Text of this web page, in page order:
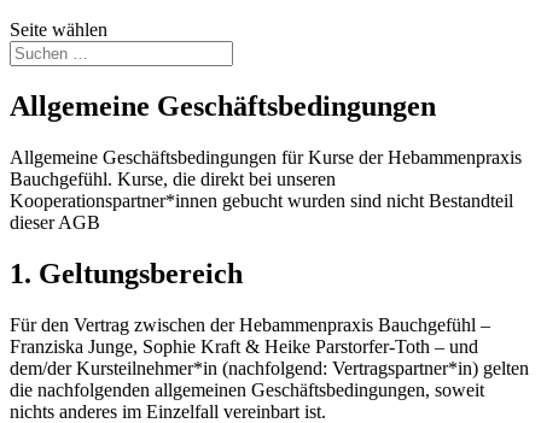
Seite wählen
Allgemeine Geschäftsbedingungen
Allgemeine Geschäftsbedingungen für Kurse der Hebammenpraxis
Bauchgefühl. Kurse, die direkt bei unseren
Kooperationspartner*innen gebucht wurden sind nicht Bestandteil
dieser AGB
1. Geltungsbereich
Für den Vertrag zwischen der Hebammenpraxis Bauchgefühl –
Franziska Junge, Sophie Kraft & Heike Parstorfer-Toth – und
dem/der Kursteilnehmer*in (nachfolgend: Vertragspartner*in) gelten
die nachfolgenden allgemeinen Geschäftsbedingungen, soweit
nichts anderes im Einzelfall vereinbart ist.